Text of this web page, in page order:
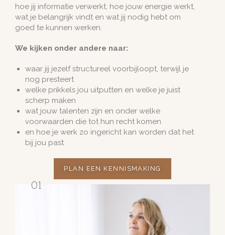
01
hoe jij informatie verwerkt, hoe jouw energie werkt,
wat je belangrijk vindt en wat jij nodig hebt om
goed te kunnen werken.
We kijken onder andere naar:
waar jij jezelf structureel voorbijloopt, terwijl je
nog presteert
welke prikkels jou uitputten en welke je juist
scherp maken
wat jouw talenten zijn en onder welke
voorwaarden die tot hun recht komen
en hoe je werk zo ingericht kan worden dat het
bij jou past
PLAN EEN KENNISMAKING